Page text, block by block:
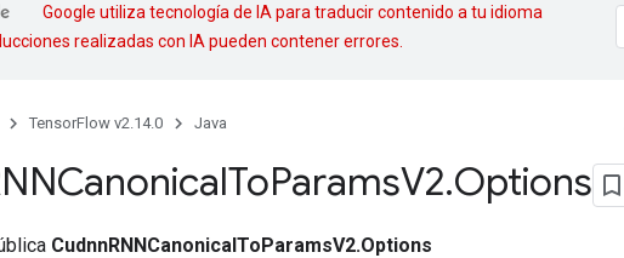
Google utiliza tecnología de IA para traducir contenido a tu idioma
realizadas con IA pueden contener errores.
TensorFlow v2.14.0 Java
ToParamsV2.Options
CudnnRNNCanonicalToParamsV2.Options